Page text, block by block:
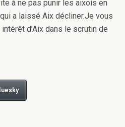
à ne pas punir les aixois en
a laissé Aix décliner.Je vous
d’Aix dans le scrutin de